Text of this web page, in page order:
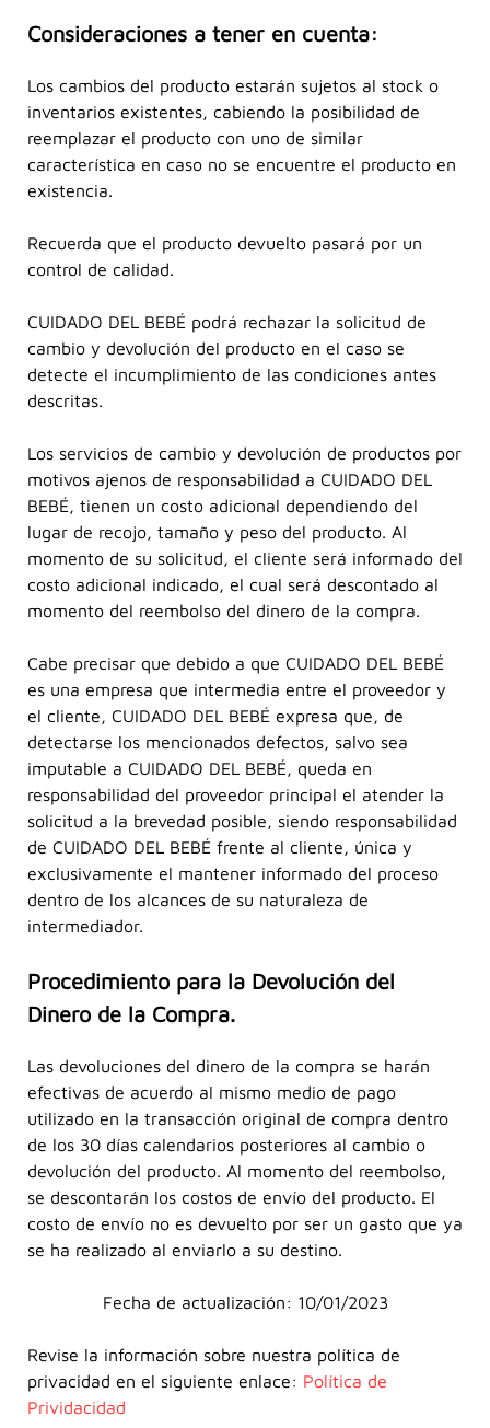
Consideraciones a tener en cuenta:
Los cambios del producto estarán sujetos al stock o
inventarios existentes, cabiendo la posibilidad de
reemplazar el producto con uno de similar
característica en caso no se encuentre el producto en
existencia.
Recuerda que el producto devuelto pasará por un
control de calidad.
CUIDADO DEL BEBÉ podrá rechazar la solicitud de
cambio y devolución del producto en el caso se
detecte el incumplimiento de las condiciones antes
descritas.
Los servicios de cambio y devolución de productos por
motivos ajenos de responsabilidad a CUIDADO DEL
BEBÉ, tienen un costo adicional dependiendo del
lugar de recojo, tamaño y peso del producto. Al
momento de su solicitud, el cliente será informado del
costo adicional indicado, el cual será descontado al
momento del reembolso del dinero de la compra.
Cabe precisar que debido a que CUIDADO DEL BEBÉ
es una empresa que intermedia entre el proveedor y
el cliente, CUIDADO DEL BEBÉ expresa que, de
detectarse los mencionados defectos, salvo sea
imputable a CUIDADO DEL BEBÉ, queda en
responsabilidad del proveedor principal el atender la
solicitud a la brevedad posible, siendo responsabilidad
de CUIDADO DEL BEBÉ frente al cliente, única y
exclusivamente el mantener informado del proceso
dentro de los alcances de su naturaleza de
intermediador.
Procedimiento para la Devolución del
Dinero de la Compra.
Las devoluciones del dinero de la compra se harán
efectivas de acuerdo al mismo medio de pago
utilizado en la transacción original de compra dentro
de los 30 días calendarios posteriores al cambio o
devolución del producto. Al momento del reembolso,
se descontarán los costos de envío del producto. El
costo de envío no es devuelto por ser un gasto que ya
se ha realizado al enviarlo a su destino.
Fecha de actualización: 10/01/2023
Revise la información sobre nuestra política de
privacidad en el siguiente enlace: Política de
Prividacidad